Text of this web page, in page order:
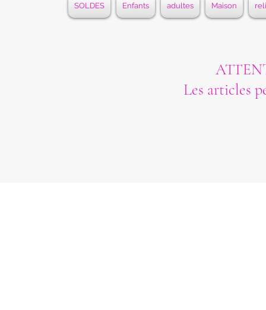
SOLDES Enfants adultes Maison
Les articles